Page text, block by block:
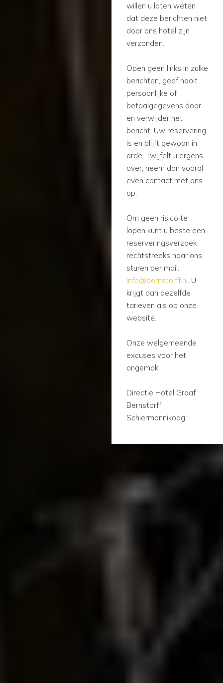
willen u laten weten
dat deze berichten niet
door ons hotel zijn
verzonden.
Open geen links in zulke
berichten, geef nooit
persoonlijke of
betaalgegevens door
en verwijder het
bericht. Uw reservering
is en blijft gewoon in
orde. Twijfelt u ergens
over, neem dan vooral
even contact met ons
op.
Om geen risico te
lopen kunt u beste een
reserveringsverzoek
rechtstreeks naar ons
sturen per mail:
Info@bernstorff.nl . U
krijgt dan dezelfde
tarieven als op onze
website.
Onze welgemeende
excuses voor het
ongemak.
Directie Hotel Graaf
Bernstorff,
Schiermonnikoog